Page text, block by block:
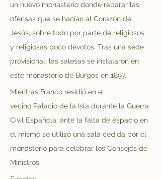
un nuevo monasterio donde reparar las
ofensas que se hacían al Corazón de
Jesús, sobre todo por parte de religiosos
y religiosas poco devotos. Tras una sede
provisional, las salesas se instalaron en
este monasterio de Burgos en 1897.
Mientras Franco residió en el
vecino Palacio de la Isla durante la Guerra
Civil Española, ante la falta de espacio en
el mismo se utilizó una sala cedida por el
monasterio para celebrar los Consejos de
Ministros.